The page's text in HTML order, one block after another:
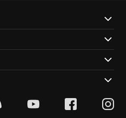
릭터: 개성 넘치는
음에 드는 캐릭터를 골라 플레
: 상대방을 방해하거나 자신
있는 특별한 아이템들이 준비
운 트랙: 라자냐 공장부터 오디
관을 배경으로 한 흥미진진한
전 세계의 레이서들과 실력